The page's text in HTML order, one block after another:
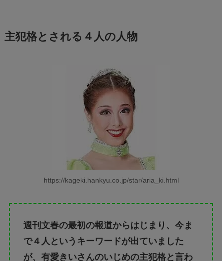
主犯格とされる４人の人物
https://kageki.hankyu.co.jp/star/aria_ki.html
週刊文春の最初の報道からはじまり、今ま
で４人というキーワードが出ていました
が、有愛きいさんのいじめの主犯格と言わ